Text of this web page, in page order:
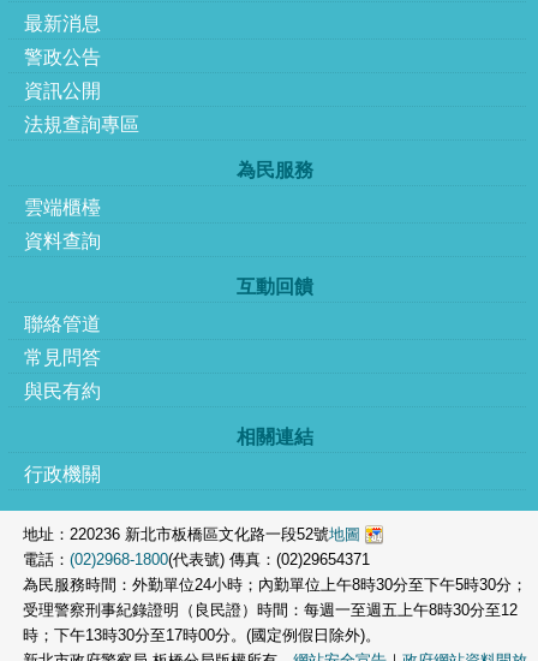
最新消息
警政公告
資訊公開
法規查詢專區
為民服務
雲端櫃檯
資料查詢
互動回饋
聯絡管道
常見問答
與民有約
相關連結
行政機關
地址：220236 新北市板橋區文化路一段52號地圖
電話： (02)2968-1800(代表號) 傳真：(02)29654371
為民服務時間：外勤單位24小時；內勤單位上午8時30分至下午5時30分；
受理警察刑事紀錄證明（良民證）時間：每週一至週五上午8時30分至12
時；下午13時30分至17時00分。(國定例假日除外)。